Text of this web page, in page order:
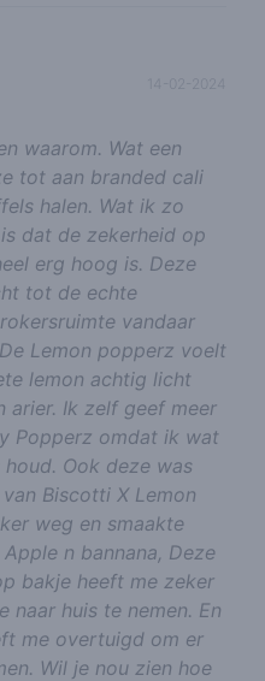
waarom. Wat een
tot aan branded cali
halen. Wat ik zo
dat de zekerheid op
erg hoog is. Deze
tot de echte
vandaar
Lemon popperz voelt
lemon achtig licht
arier. Ik zelf geef meer
Popperz omdat ik wat
Ook deze was
Biscotti X Lemon
weg en smaakte
n bannana, Deze
bakje heeft me zeker
naar huis te nemen. En
me overtuigd om er
Wil je nou zien hoe